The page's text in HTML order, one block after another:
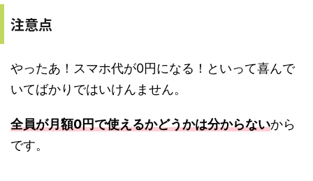
注意点
やったあ！スマホ代が0円になる！といって喜んで
いてばかりではいけんません。
全員が月額0円で使えるかどうかは分からないから
です。